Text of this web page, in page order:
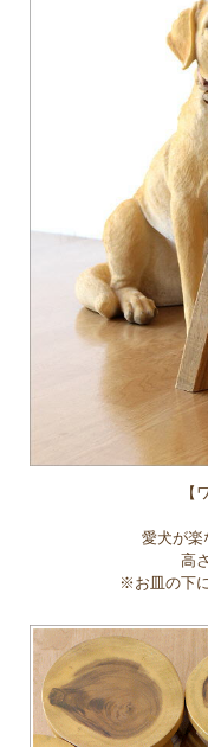
【
愛犬が楽
高
※お皿の下